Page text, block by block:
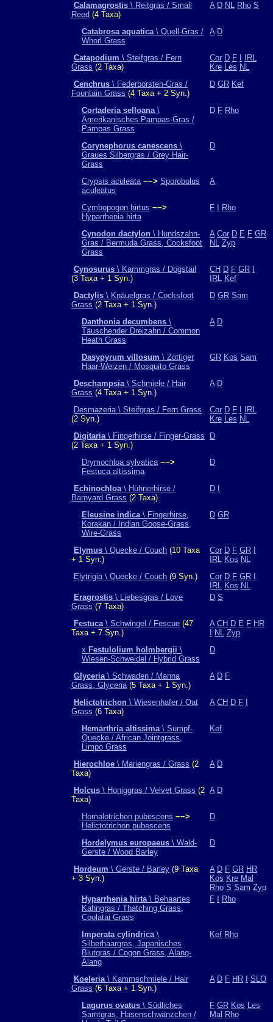
Calamagrostis \ Reitgras / Small
Reed (4 Taxa)
A D NL Rho S
Catabrosa aquatica\ Quell-Gras /
Whorl Grass
A D
Catapodium \ Steifgras / Fern
Grass (2 Taxa)
Cor D F
IRL
Kre Les NL
Cenchrus \ Federborsten-Gras /
Fountain Grass (4 Taxa + 2 Syn.)
D GR Kef
Cortaderia selloana\
Amerikanisches Pampas-Gras /
Pampas Grass
D F Rho
Corynephorus canescens \
Graues Silbergras / Grey Hair-
Grass
D
Crypsis aculeata −−> Sporobolus
aculeatus
A
Cymbopogon hirtus −−>
Hyparrhenia hirta
F Rho
Cynodon dactylon \ Hundszahn-
Gras / Bermuda Grass, Cocksfoot
Grass
A Cor D E F GR
NL Zyp
Cynosurus \ Kammgras / Dogstail
(3 Taxa + 1 Syn.)
CH D F GR
IRL Kef
Dactylis \ Knäuelgras / Cocksfoot
Grass (2 Taxa + 1 Syn.)
D GR Sam
Danthonia decumbens \
Täuschender Dreizahn / Common
Heath Grass
A D
Dasypyrum villosum \ Zottiger
Haar-Weizen / Mosquito Grass
GR Kos Sam
Deschampsia\ Schmiele / Hair
Grass (4 Taxa + 1 Syn.)
A D
Desmazeria \ Steifgras / Fern Grass
(2 Syn.)
Cor D F
IRL
Kre Les NL
Digitaria\ Fingerhirse / Finger-Grass
(2 Taxa + 1 Syn.)
D
Drymochloa sylvatica −−>
Festuca altissima
D
Echinochloa\ Hühnerhirse /
Barnyard Grass (2 Taxa)
D
Eleusine indica\ Fingerhirse,
Korakan / Indian Goose-Grass,
Wire-Grass
D GR
Elymus \ Quecke / Couch (10 Taxa
+ 1 Syn.)
Cor D F GR
IRL Kos NL
Elytrigia \ Quecke / Couch (9 Syn.) Cor D F GR
IRL Kos NL
Eragrostis \ Liebesgras / Love
Grass (7 Taxa)
D S
Festuca\ Schwingel / Fescue (47
Taxa + 7 Syn.)
A CH D E F HR
NL Zyp
x Festulolium holmbergii \
Wiesen-Schweidel / Hybrid Grass
D
Glyceria\ Schwaden / Manna
Grass, Glyceria(5 Taxa + 1 Syn.)
A D F
Helictotrichon \ Wiesenhafer / Oat
Grass (6 Taxa)
A CH D F
Hemarthria altissima\ Sumpf-
Quecke / African Jointgrass,
Limpo Grass
Kef
Hierochloe \ Mariengras / Grass (2
Taxa)
A D
Holcus \ Honiggras / Velvet Grass (2
Taxa)
A D
Homalotrichon pubescens −−>
Helictotrichon pubescens
D
Hordelymus europaeus \ Wald-
Gerste / Wood Barley
D
Hordeum \ Gerste / Barley (9 Taxa
+ 3 Syn.)
A D F GR HR
Kos Kre Mal
Rho S Sam Zyp
Hyparrhenia hirta\ Behaartes
Kahngras / Thatching Grass,
Coolatai Grass
F Rho
Imperata cylindrica\
Silberhaargras, Japanisches
Blutgras / Cogon Grass, Alang-
Alang
Kef Rho
Koeleria\ Kammschmiele / Hair
Grass (6 Taxa + 1 Syn.)
A D F HR SLO
Lagurus ovatus \ Südliches
Samtgras, Hasenschwänzchen /
F GR Kos Les
Mal Rho